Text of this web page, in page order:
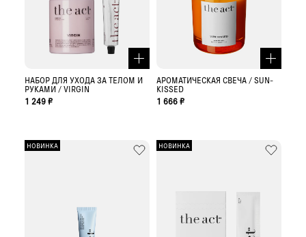
НАБОР ДЛЯ УХОДА ЗА ТЕЛОМ И
РУКАМИ / VIRGIN
1 249 ₽
АРОМАТИЧЕСКАЯ СВЕЧА / SUN-
KISSED
1 666 ₽
НОВИНКА НОВИНКА